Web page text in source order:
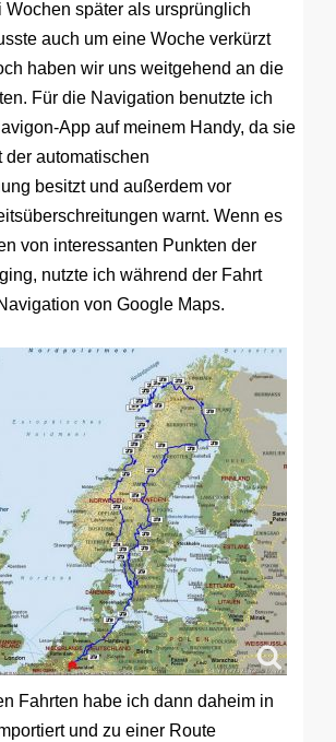
später als ursprünglich
auch um eine Woche verkürzt
haben wir uns weitgehend an die
Für die Navigation benutzte ich
App auf meinem Handy, da sie
automatischen
besitzt und außerdem vor
warnt. Wenn es
von interessanten Punkten der
nutzte ich während der Fahrt
von Google Maps.
Fahrten habe ich dann daheim in
und zu einer Route